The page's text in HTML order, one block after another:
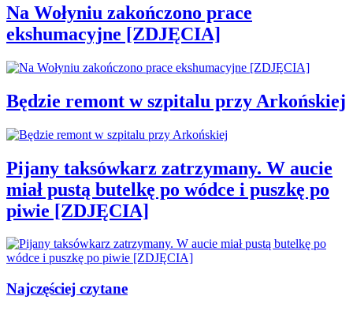
Na Wołyniu zakończono prace
ekshumacyjne [ZDJĘCIA]
Będzie remont w szpitalu przy Arkońskiej
Pijany taksówkarz zatrzymany. W aucie
miał pustą butelkę po wódce i puszkę po
piwie [ZDJĘCIA]
Najczęściej czytane